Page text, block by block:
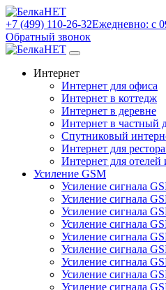
+7 (499) 110-26-32Ежедневно: с
Обратный звонок
Интернет
Интернет для офиса
Интернет в коттедж
Интернет в деревне
Интернет в частный
Спутниковый
Интернет для
Интернет для отелей
Усиление GSM
Усиление сигнала
Усиление сигнала
Усиление сигнала
Усиление сигнала
Усиление сигнала
Усиление сигнала
Усиление сигнала
Усиление сигнала
Усиление сигнала